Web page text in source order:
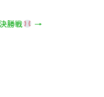
勝戦 →